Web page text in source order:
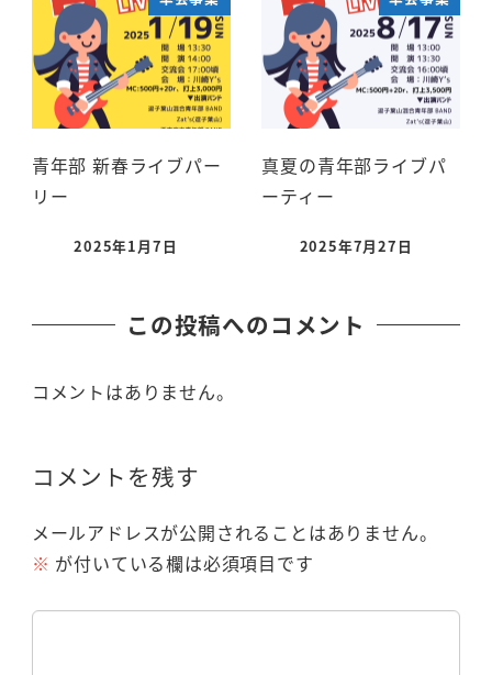
青年部 新春ライブパー
リー
2025年1月7日
真夏の青年部ライブパ
ーティー
2025年7月27日
この投稿へのコメント
コメントはありません。
コメントを残す
メールアドレスが公開されることはありません。
※ が付いている欄は必須項目です